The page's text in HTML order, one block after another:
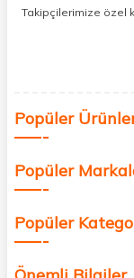
sunuyoruz.
buluşturuyor ve
Sağlık, güzellik ve iyi
Takipçilerimize özel
Popüler
Popüler
Popüler